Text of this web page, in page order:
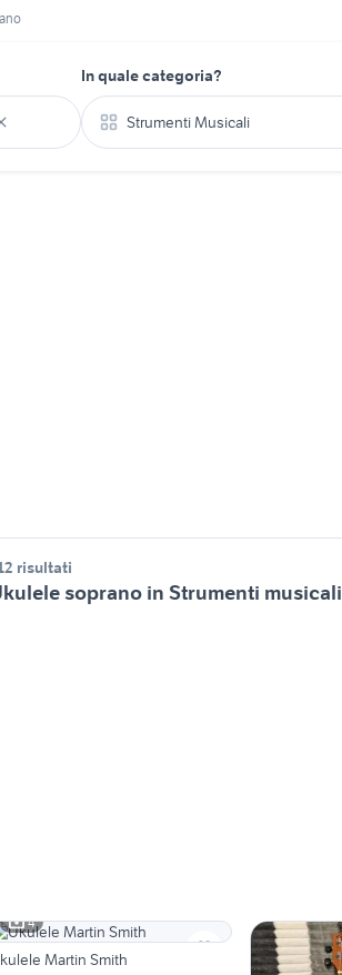
In quale categoria?
Strumenti Musicali
risultati
soprano in Strumenti musicali
4
Martin Smith